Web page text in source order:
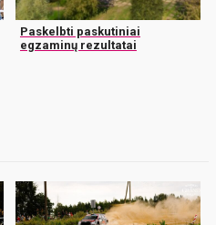
Paskelbti paskutiniai
egzaminų rezultatai